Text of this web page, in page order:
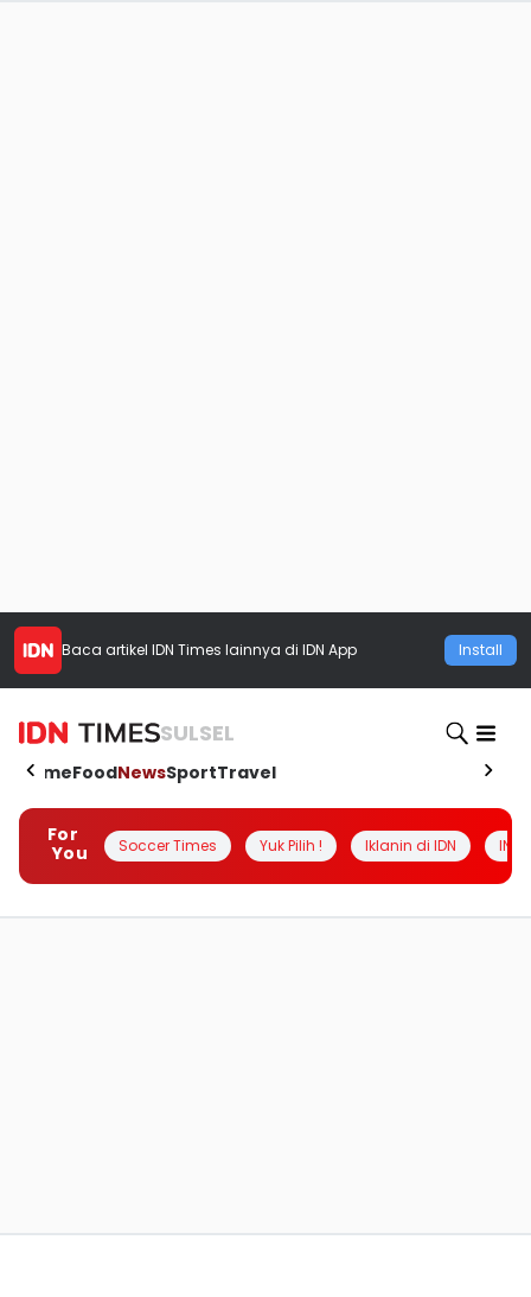
Baca artikel IDN Times lainnya di IDN App Install
SULSEL
HomeFoodNewsSportTravel
For
You
Soccer Times Yuk Pilih ! Iklanin di IDN